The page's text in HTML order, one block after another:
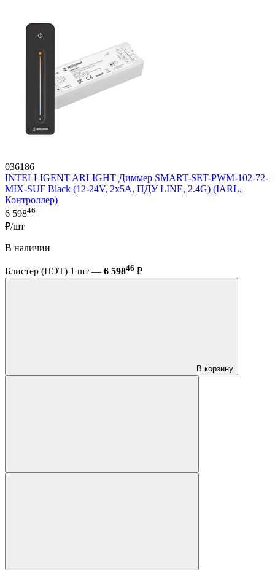
036186
INTELLIGENT ARLIGHT Диммер SMART-SET-PWM-102-72-
MIX-SUF Black (12-24V, 2x5A, ПДУ LINE, 2.4G) (IARL,
Контроллер)
6 59846
₽/шт
В наличии
Блистер (ПЭТ) 1 шт — 6 59846 ₽
В корзину